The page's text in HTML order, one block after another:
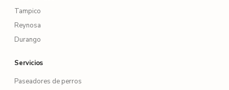
Tampico
Reynosa
Durango
Servicios
Paseadores de perros